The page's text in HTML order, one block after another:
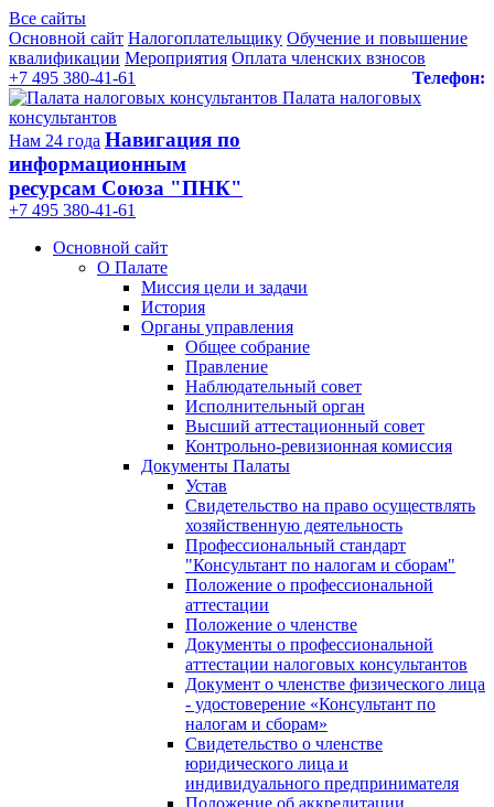
Все сайты
Основной сайт Налогоплательщику Обучение и повышение
квалификации Мероприятия Оплата членских взносов
Телефон:
+7 495 380-41-61
Палата налоговых
консультантов
Нам 24 года Навигация по
информационным
ресурсам Союза "ПНК"
+7 495 380‑41‑61
Основной сайт
О Палате
Миссия цели и задачи
История
Органы управления
Общее собрание
Правление
Наблюдательный совет
Исполнительный орган
Высший аттестационный совет
Контрольно-ревизионная комиссия
Документы Палаты
Устав
Свидетельство на право осуществлять
хозяйственную деятельность
Профессиональный стандарт
"Консультант по налогам и сборам"
Положение о профессиональной
аттестации
Положение о членстве
Документы о профессиональной
аттестации налоговых консультантов
Документ о членстве физического лица
- удостоверение «Консультант по
налогам и сборам»
Свидетельство о членстве
юридического лица и
индивидуального предпринимателя
Положение об аккредитации